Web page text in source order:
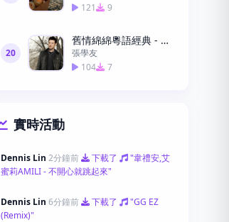
121
9
20
舊情綿綿粵語經典 - 張學友下載高清
張學友
104
7
實時活動
Dennis Lin 2分鐘前 下載了
"韋禮安,艾
蜜莉AMILI - 不開心就跳起來"
Dennis Lin 6分鐘前 下載了
"GG EZ
(Remix)"